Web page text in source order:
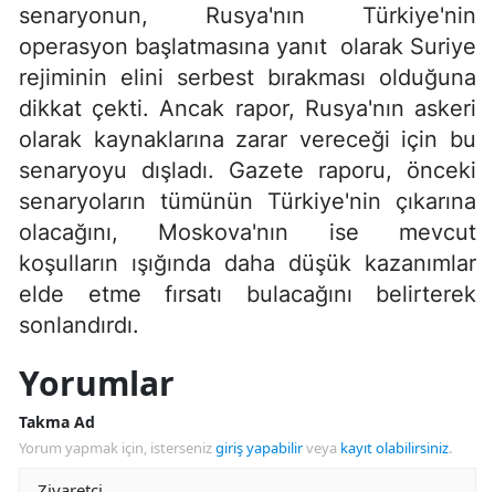
senaryonun, Rusya'nın Türkiye'nin
operasyon başlatmasına yanıt olarak Suriye
rejiminin elini serbest bırakması olduğuna
dikkat çekti. Ancak rapor, Rusya'nın askeri
olarak kaynaklarına zarar vereceği için bu
senaryoyu dışladı. Gazete raporu, önceki
senaryoların tümünün Türkiye'nin çıkarına
olacağını, Moskova'nın ise mevcut
koşulların ışığında daha düşük kazanımlar
elde etme fırsatı bulacağını belirterek
sonlandırdı.
Yorumlar
Takma Ad
Yorum yapmak için, istersenizgiriş yapabilirveya kayıt olabilirsiniz.